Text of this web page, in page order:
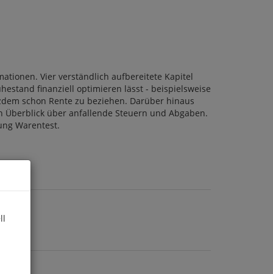
Vier verständlich aufbereitete Kapitel
finanziell optimieren lässt - beispielsweise
schon Rente zu beziehen. Darüber hinaus
über anfallende Steuern und Abgaben.
Warentest.